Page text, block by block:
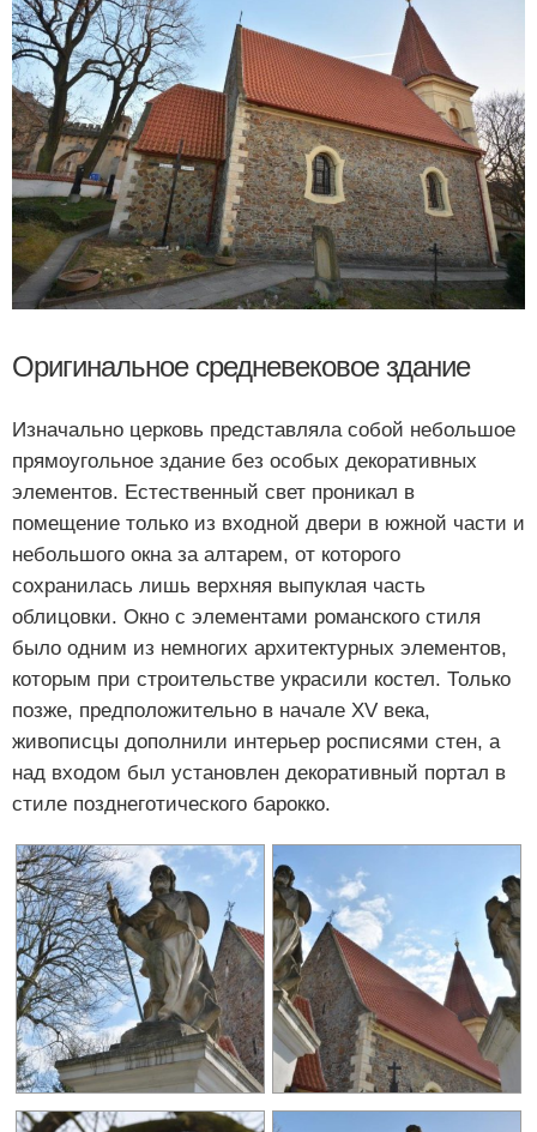
Оригинальное средневековое здание
Изначально церковь представляла собой небольшое
прямоугольное здание без особых декоративных
элементов. Естественный свет проникал в
помещение только из входной двери в южной части и
небольшого окна за алтарем, от которого
сохранилась лишь верхняя выпуклая часть
облицовки. Окно с элементами романского стиля
было одним из немногих архитектурных элементов,
которым при строительстве украсили костел. Только
позже, предположительно в начале XV века,
живописцы дополнили интерьер росписями стен, а
над входом был установлен декоративный портал в
стиле позднеготического барокко.